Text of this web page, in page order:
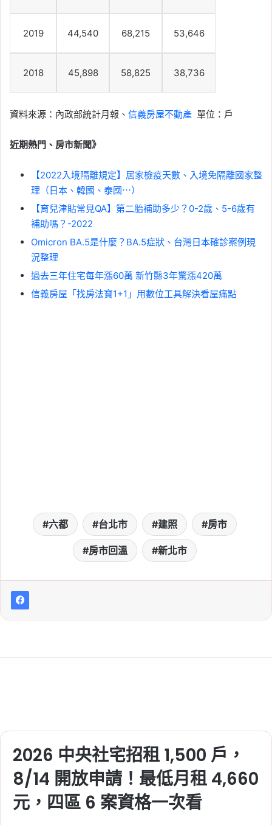
2019 44,540 68,215 53,646
2018 45,898 58,825 38,736
資料來源：內政部統計月報、 信義房屋不動產 單位：戶
近期熱門、房市新聞》
【2022入境隔離規定】居家檢疫天數、入境免隔離國家整
理（日本、韓國、泰國⋯）
【育兒津貼常見QA】第二胎補助多少？0-2歲、5-6歲有
補助嗎？-2022
Omicron BA.5是什麼？BA.5症狀、台灣日本確診案例現
況整理
過去三年住宅每年漲60萬 新竹縣3年驚漲420萬
信義房屋「找房法寶1+1」用數位工具解決看屋痛點
六都 台北市 建照 房市
房市回溫 新北市
2026 中央社宅招租 1,500 戶，
8/14 開放申請！最低月租 4,660
元，四區 6 案資格一次看